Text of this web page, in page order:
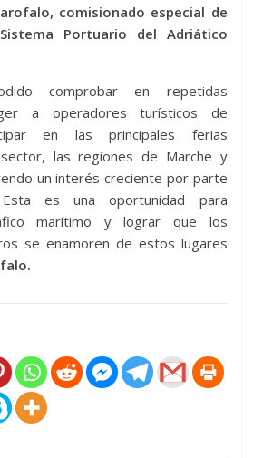
comisionado especial de
Portuario del Adriático
comprobar en repetidas
a operadores turísticos de
en las principales ferias
las regiones de Marche y
un interés creciente por parte
es una oportunidad para
marítimo y lograr que los
se enamoren de estos lugares